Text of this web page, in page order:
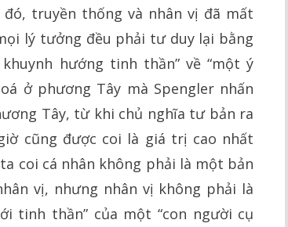
truyền thống và nhân vị đã mất
lý tưởng đều phải tư duy lại bằng
hướng tinh thần” về “một ý
ở phương Tây mà Spengler nhấn
Tây, từ khi chủ nghĩa tư bản ra
cũng được coi là giá trị cao nhất
coi cá nhân không phải là một bản
vị, nhưng nhân vị không phải là
tinh thần” của một “con người cụ